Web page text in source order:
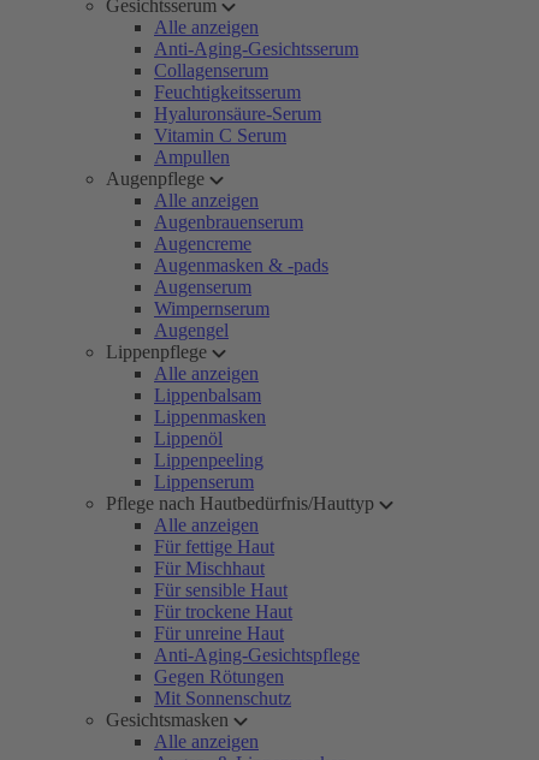
Gesichtsserum
Alle anzeigen
Anti-Aging-Gesichtsserum
Collagenserum
Feuchtigkeitsserum
Hyaluronsäure-Serum
Vitamin C Serum
Ampullen
Augenpflege
Alle anzeigen
Augenbrauenserum
Augencreme
Augenmasken & -pads
Augenserum
Wimpernserum
Augengel
Lippenpflege
Alle anzeigen
Lippenbalsam
Lippenmasken
Lippenöl
Lippenpeeling
Lippenserum
Pflege nach Hautbedürfnis/Hauttyp
Alle anzeigen
Für fettige Haut
Für Mischhaut
Für sensible Haut
Für trockene Haut
Für unreine Haut
Anti-Aging-Gesichtspflege
Gegen Rötungen
Mit Sonnenschutz
Gesichtsmasken
Alle anzeigen